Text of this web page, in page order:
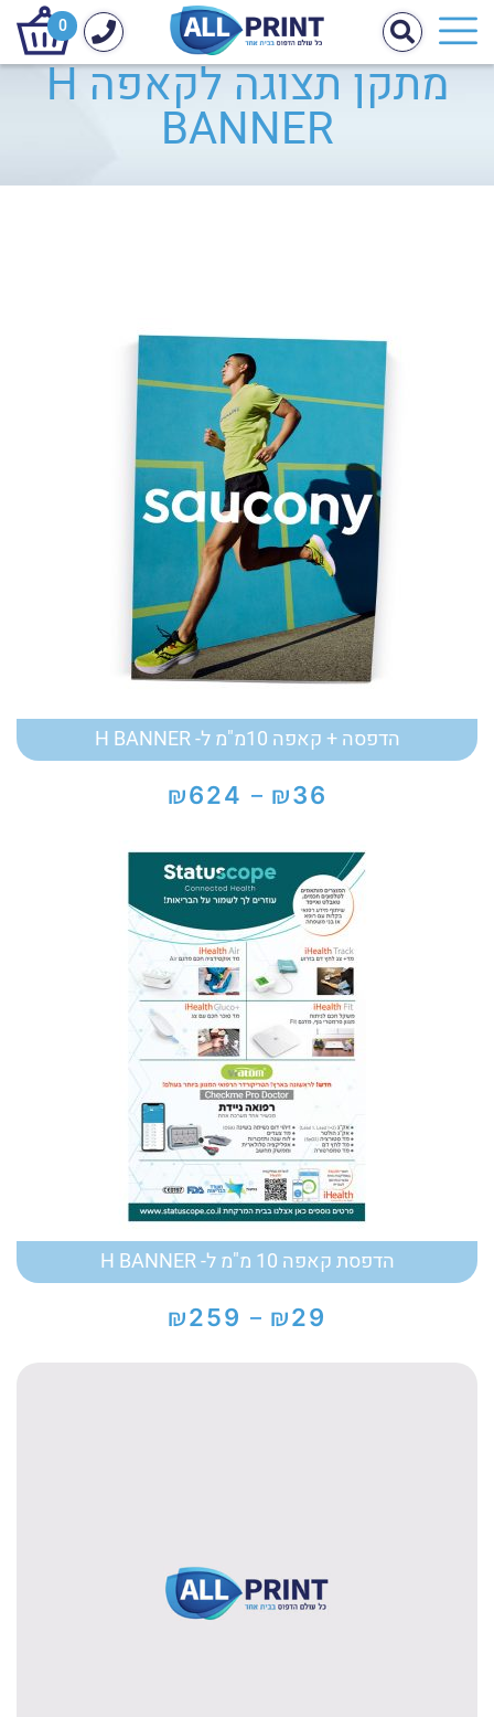
0
מתקן תצוגה לקאפה H
BANNER
הדפסה + קאפה 10מ"מ ל- H BANNER
₪36
–
₪624
טווח
⁦₪36⁩
עד
⁦₪624⁩
הדפסת קאפה 10 מ"מ ל- H BANNER
₪29
–
₪259
טווח